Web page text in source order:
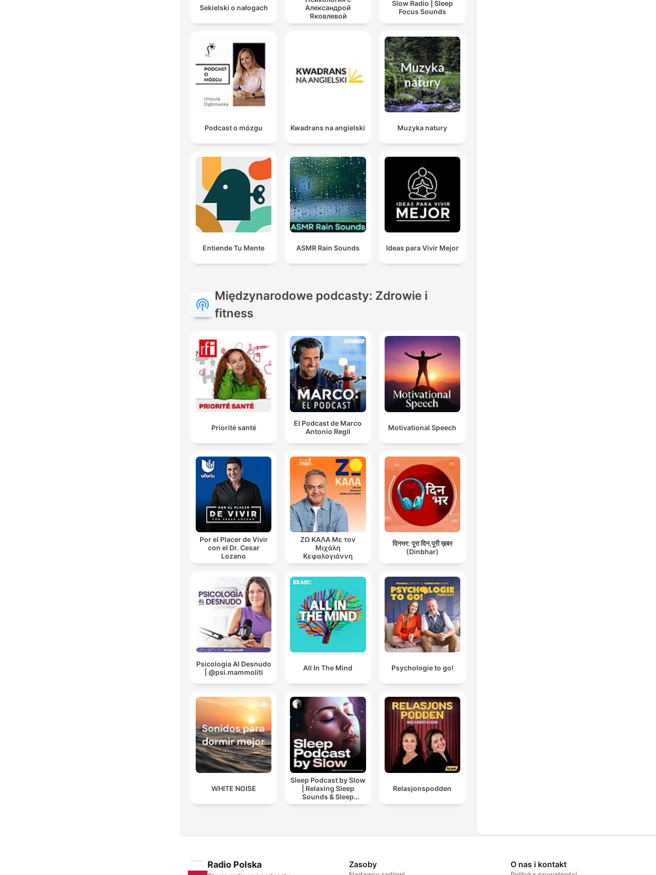
Sekielski o nałogach
Александрой
Яковлевой
Slow Radio | Sleep
Focus Sounds
Podcast o mózgu Kwadrans na angielski Muzyka natury
Entiende Tu Mente ASMR Rain Sounds Ideas para Vivir Mejor
Międzynarodowe podcasty: Zdrowie i
fitness
Priorité santé
El Podcast de Marco
Antonio Regil
Motivational Speech
Por el Placer de Vivir
con el Dr. Cesar
Lozano
ΖΩ ΚΑΛΑ Με τον
Μιχάλη
Κεφαλογιάννη
दिनभर: पूरा दिन,पूरी ख़बर
(Dinbhar)
Psicologia Al Desnudo
| @psi.mammoliti
All In The Mind Psychologie to go!
WHITE NOISE
Sleep Podcast by Slow
| Relaxing Sleep
Sounds & Sleep
Stories | Nature Sound
Relasjonspodden
Radio Polska Zasoby O nas i kontakt